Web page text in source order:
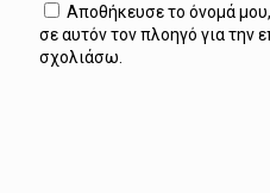
Αποθήκευσε το όνομά
σε αυτόν τον πλοηγό για την
σχολιάσω.